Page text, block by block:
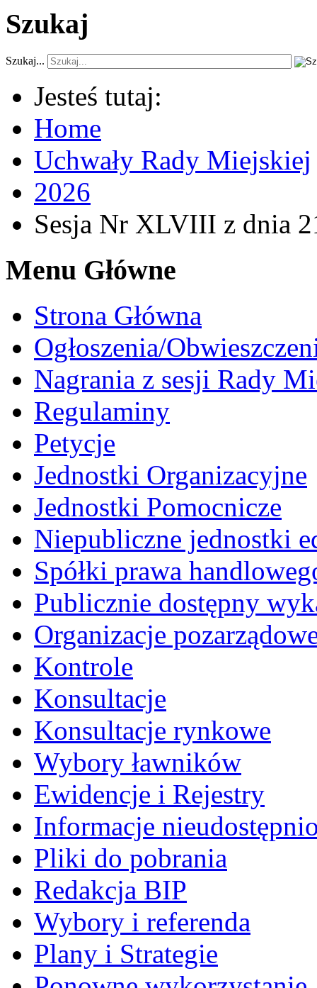
Szukaj
Szukaj...
Jesteś tutaj:
Home
Uchwały Rady Miejskiej
2026
Sesja Nr XLVIII z dnia
Menu Główne
Strona Główna
Ogłoszenia/
Nagrania z sesji Rady
Regulaminy
Petycje
Jednostki Organizacyjne
Jednostki Pomocnicze
Niepubliczne jednostki
Spółki prawa
Publicznie dostępny
Organizacje
Kontrole
Konsultacje
Konsultacje rynkowe
Wybory ławników
Ewidencje i Rejestry
Informacje
Pliki do pobrania
Redakcja BIP
Wybory i referenda
Plany i Strategie